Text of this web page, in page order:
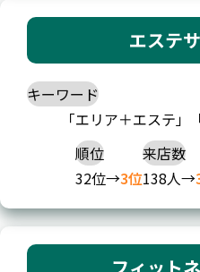
エステ
キーワード
「エリア＋エステ」
順位
32位→3位
来店数
138人→